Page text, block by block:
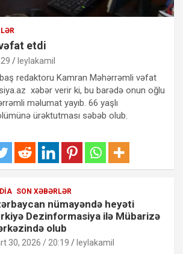
etdi
leylakamil
baş redaktoru Kamran Məhərrəmli vəfat
xəbər verir ki, bu barədə onun oğlu
məlumat yayıb. 66 yaşlı
ürəktutması səbəb olub.
SON XƏBƏRLƏR
nümayəndə heyəti
Dezinformasiya ilə Mübarizə
olub
30, 2026 / 20:19 leylakamil